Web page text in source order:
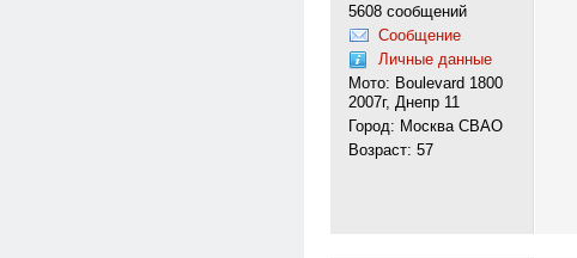
5608 сообщений
Сообщение
Личные данные
Мото: Boulevard 1800
2007г, Днепр 11
Город: Москва СВАО
Возраст: 57